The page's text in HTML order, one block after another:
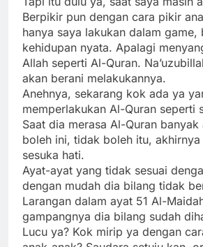
Berpikir pun dengan cara pikir
hanya saya lakukan dalam game,
kehidupan nyata. Apalagi
Allah seperti Al-Quran.
akan berani melakukannya.
Anehnya, sekarang kok ada ya
memperlakukan Al-Quran seperti
Saat dia merasa Al-Quran
boleh ini, tidak boleh itu,
sesuka hati.
Ayat-ayat yang tidak sesuai
dengan mudah dia bilang tidak
Larangan dalam ayat 51 Al-
gampangnya dia bilang sudah
Lucu ya? Kok mirip ya dengan